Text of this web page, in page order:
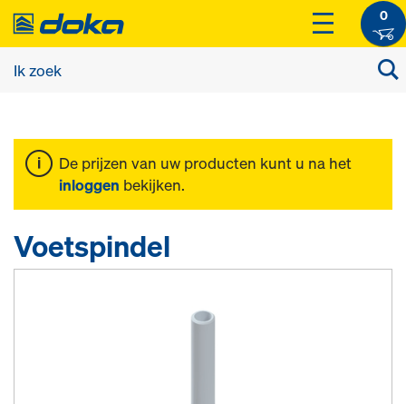
0
De prijzen van uw producten kunt u na het
inloggen bekijken.
Voetspindel